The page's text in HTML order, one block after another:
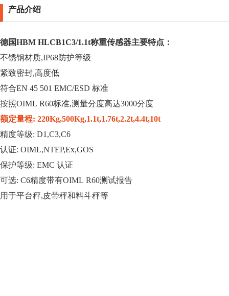
产品介绍
德国HBM HLCB1C3/1.1t称重传感器主要特点：
不锈钢材质,IP68防护等级
紧致密封,高度低
符合EN 45 501 EMC/ESD 标准
按照OIML R60标准,测量分度高达3000分度
额定量程: 220Kg,500Kg,1.1t,1.76t,2.2t,4.4t,10t
精度等级: D1,C3,C6
认证: OIML,NTEP,Ex,GOS
保护等级: EMC 认证
可选: C6精度带有OIML R60测试报告
用于平台秤,皮带秤和料斗秤等